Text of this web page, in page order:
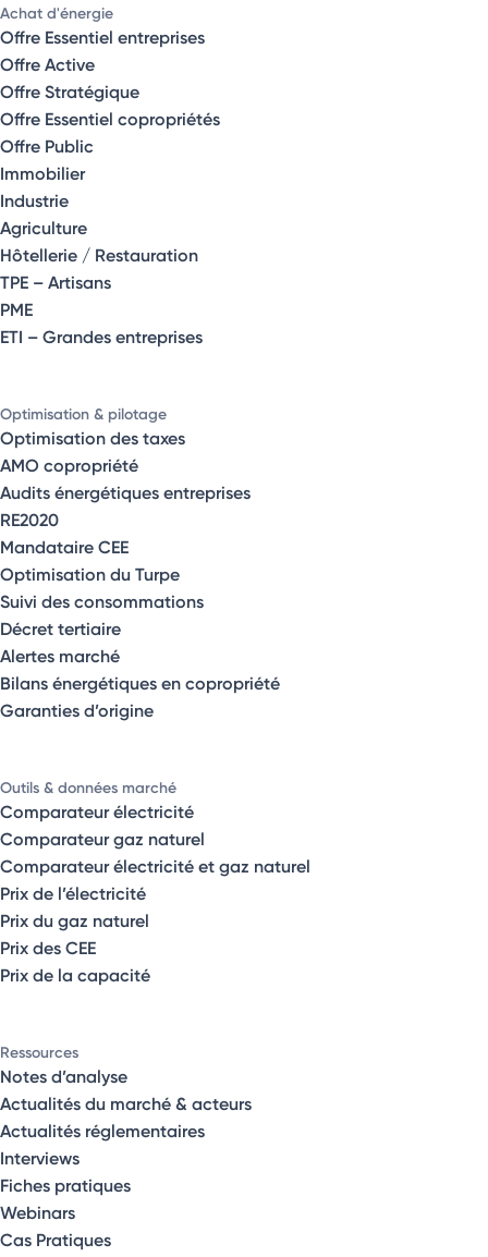
Achat d'énergie
Offre Essentiel entreprises
Offre Active
Offre Stratégique
Offre Essentiel copropriétés
Offre Public
Immobilier
Industrie
Agriculture
Hôtellerie / Restauration
TPE – Artisans
PME
ETI – Grandes entreprises
Optimisation & pilotage
Optimisation des taxes
AMO copropriété
Audits énergétiques entreprises
RE2020
Mandataire CEE
Optimisation du Turpe
Suivi des consommations
Décret tertiaire
Alertes marché
Bilans énergétiques en copropriété
Garanties d’origine
Outils & données marché
Comparateur électricité
Comparateur gaz naturel
Comparateur électricité et gaz naturel
Prix de l’électricité
Prix du gaz naturel
Prix des CEE
Prix de la capacité
Ressources
Notes d’analyse
Actualités du marché & acteurs
Actualités réglementaires
Interviews
Fiches pratiques
Webinars
Cas Pratiques